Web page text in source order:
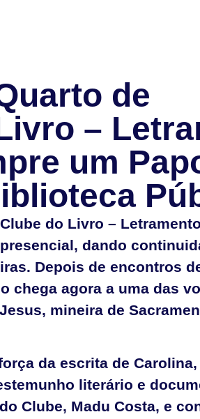
de
–
um
do Livro –
dando
Depois de encontros
chega agora a uma das
mineira de
da escrita de Carolina,
literário e
Clube, Madu Costa, e